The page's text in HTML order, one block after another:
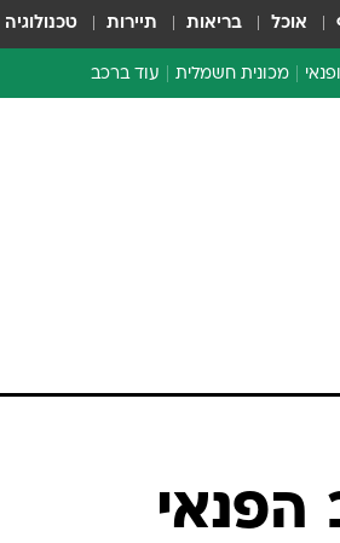
אוכל בריאות תיירות טכנולוגיה
מכונית חשמלית עוד ברכב